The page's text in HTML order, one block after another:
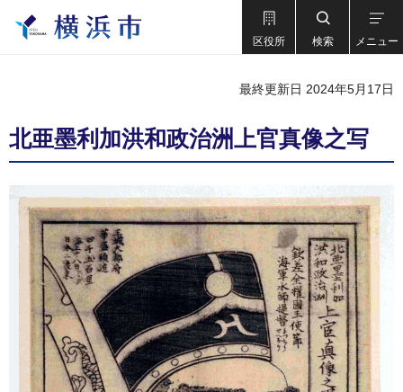
区役所 検索 メニュー
最終更新日 2024年5月17日
北亜墨利加洪和政治洲上官真像之写